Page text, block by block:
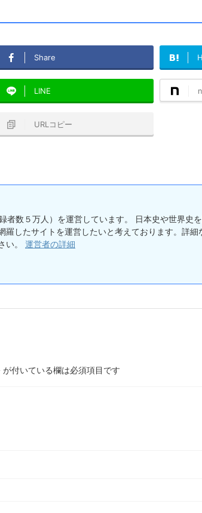
Share
LINE
URLコピー
者数５万人）を運営しています。 日本史や世界史
羅したサイトを運営したいと考えております。詳
い。 運営者の詳細
が付いている欄は必須項目です